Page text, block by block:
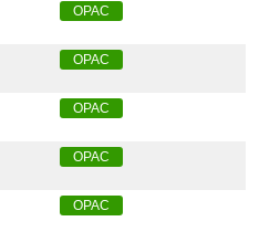
OPAC
OPAC
OPAC
OPAC
OPAC